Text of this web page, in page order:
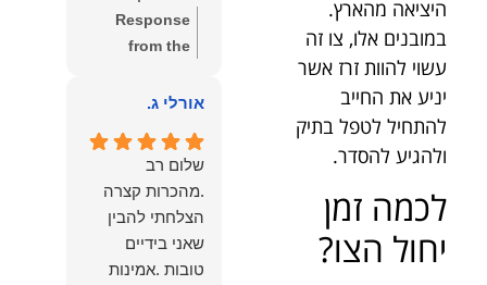
היציאה מהארץ.
במובנים אלו, צו זה
עשוי להוות זרז אשר
יניע את החייב
להתחיל לטפל בתיק
ולהגיע להסדר.
לכמה זמן
יחול הצו?
הראשון. הרגשתי
שיש לי על מי
לסמוך, ואני
הלב לכל מי
שמחפש עורך דין
מקצועי, אמין
ומסור.
ואמין.
Response
from the
הוא שלנו.
אורלי ג.
שלום רב
.מהכרות קצרה
הצלחתי להבין
שאני בידיים
טובות .אמינות